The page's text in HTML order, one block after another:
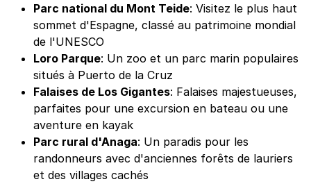
Parc national du Mont Teide: Visitez le plus haut
sommet d'Espagne, classé au patrimoine mondial
de l'UNESCO
Loro Parque: Un zoo et un parc marin populaires
situés à Puerto de la Cruz
Falaises de Los Gigantes: Falaises majestueuses,
parfaites pour une excursion en bateau ou une
aventure en kayak
Parc rural d'Anaga: Un paradis pour les
randonneurs avec d'anciennes forêts de lauriers
et des villages cachés